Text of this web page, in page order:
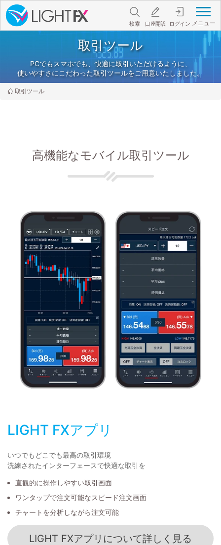
メニュー
検索 口座開設 ログイン
取引ツール
PCでもスマホでも、快適に取引いただけるように、
使いやすさにこだわった取引ツールをご用意いたしました。
取引ツール
高機能なモバイル取引ツール
LIGHT FXアプリ
いつでもどこでも最高の取引環境
洗練されたインターフェースで快適な取引を
直観的に操作しやすい取引画面
ワンタップで注文可能なスピード注文画面
チャートを分析しながら注文可能
LIGHT FXアプリについて詳しく見る